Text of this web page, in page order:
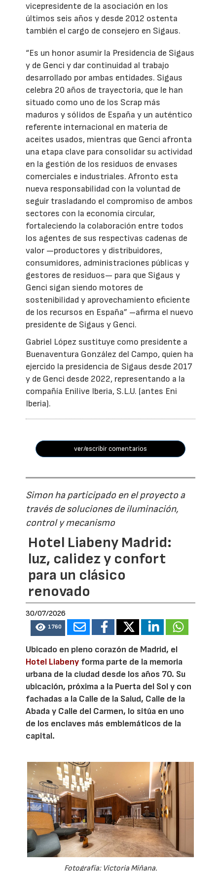
vicepresidente de la asociación en los
últimos seis años y desde 2012 ostenta
también el cargo de consejero en Sigaus.
“Es un honor asumir la Presidencia de Sigaus
y de Genci y dar continuidad al trabajo
desarrollado por ambas entidades. Sigaus
celebra 20 años de trayectoria, que le han
situado como uno de los Scrap más
maduros y sólidos de España y un auténtico
referente internacional en materia de
aceites usados, mientras que Genci afronta
una etapa clave para consolidar su actividad
en la gestión de los residuos de envases
comerciales e industriales. Afronto esta
nueva responsabilidad con la voluntad de
seguir trasladando el compromiso de ambos
sectores con la economía circular,
fortaleciendo la colaboración entre todos
los agentes de sus respectivas cadenas de
valor —productores y distribuidores,
consumidores, administraciones públicas y
gestores de residuos— para que Sigaus y
Genci sigan siendo motores de
sostenibilidad y aprovechamiento eficiente
de los recursos en España” –afirma el nuevo
presidente de Sigaus y Genci.
Gabriel López sustituye como presidente a
Buenaventura González del Campo, quien ha
ejercido la presidencia de Sigaus desde 2017
y de Genci desde 2022, representando a la
compañía Enilive Iberia, S.L.U. (antes Eni
Iberia).
ver/escribir comentarios
Simon ha participado en el proyecto a
través de soluciones de iluminación,
control y mecanismo
Hotel Liabeny Madrid:
luz, calidez y confort
para un clásico
renovado
30/07/2026
1760
Ubicado en pleno corazón de Madrid, el
Hotel Liabeny forma parte de la memoria
urbana de la ciudad desde los años 70. Su
ubicación, próxima a la Puerta del Sol y con
fachadas a la Calle de la Salud, Calle de la
Abada y Calle del Carmen, lo sitúa en uno
de los enclaves más emblemáticos de la
capital.
Fotografía: Victoria Miñana.